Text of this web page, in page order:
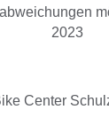
2023
Center